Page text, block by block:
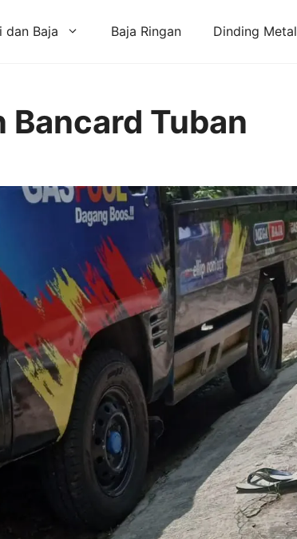
dan Baja Baja Ringan Dinding Metal
Bancard Tuban